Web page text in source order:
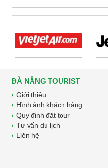
ĐÀ NẴNG TOURIST
Giới thiệu
Hình ảnh khách hàng
Quy định đặt tour
Tư vấn du lịch
Liên hệ